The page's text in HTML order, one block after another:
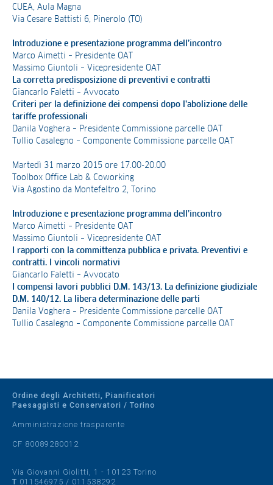
CUEA, Aula Magna
Via Cesare Battisti 6, Pinerolo (TO)
Introduzione e presentazione programma dell’incontro
Marco Aimetti – Presidente OAT
Massimo Giuntoli – Vicepresidente OAT
La corretta predisposizione di preventivi e contratti
Giancarlo Faletti – Avvocato
Criteri per la definizione dei compensi dopo l’abolizione delle
tariffe professionali
Danila Voghera – Presidente Commissione parcelle OAT
Tullio Casalegno – Componente Commissione parcelle OAT
Martedì 31 marzo 2015 ore 17.00-20.00
Toolbox Office Lab & Coworking
Via Agostino da Montefeltro 2, Torino
Introduzione e presentazione programma dell’incontro
Marco Aimetti – Presidente OAT
Massimo Giuntoli – Vicepresidente OAT
I rapporti con la committenza pubblica e privata. Preventivi e
contratti. I vincoli normativi
Giancarlo Faletti – Avvocato
I compensi lavori pubblici D.M. 143/13. La definizione giudiziale
D.M. 140/12. La libera determinazione delle parti
Danila Voghera – Presidente Commissione parcelle OAT
Tullio Casalegno – Componente Commissione parcelle OAT
Ordine degli Architetti, Pianificatori
Paesaggisti e Conservatori / Torino
Amministrazione trasparente
CF 80089280012
Via Giovanni Giolitti, 1 - 10123 Torino
T 011546975 / 011538292